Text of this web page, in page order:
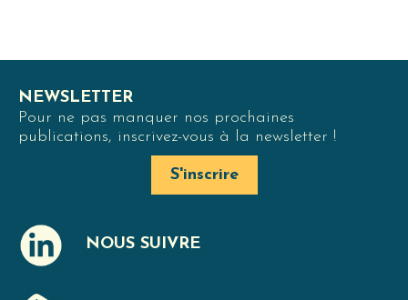
NEWSLETTER
Pour ne pas manquer nos prochaines
publications, inscrivez-vous à la newsletter !
S'inscrire
NOUS SUIVRE